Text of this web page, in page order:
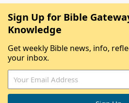
Sign Up for Bible
Knowledge
Get weekly Bible news, info,
your inbox.